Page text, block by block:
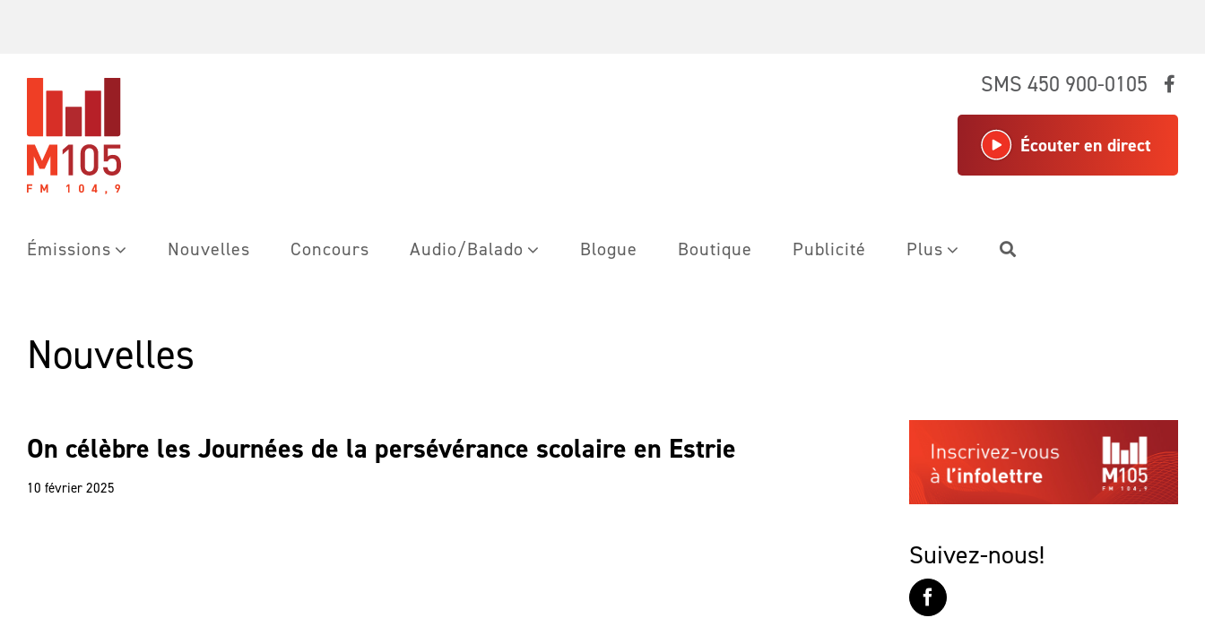
SMS 450 900-0105
Écouter en direct
Émissions Nouvelles Concours Audio/Balado Blogue Boutique Publicité Plus
Nouvelles
On célèbre les Journées de la persévérance scolaire en Estrie
10 février 2025
Suivez-nous!